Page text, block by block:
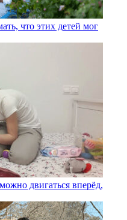
что этих детей мог
двигаться вперёд,